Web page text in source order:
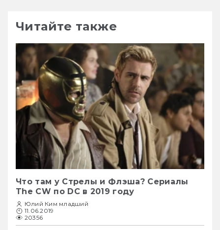
Читайте также
Что там у Стрелы и Флэша? Сериалы
The CW по DC в 2019 году
Юлий Ким младший
11.06.2019
20356